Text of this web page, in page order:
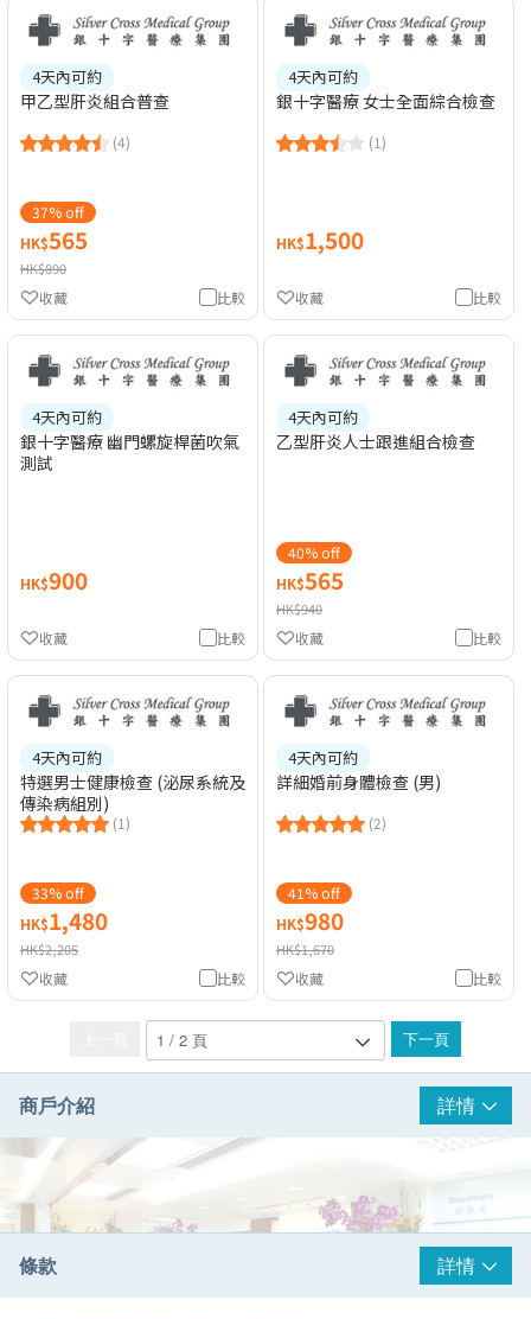
4天內可約
甲乙型肝炎組合普查
(4)
37% off
HK$565
HK$890
比較
收藏
4天內可約
銀十字醫療 女士全面綜合檢查
(1)
HK$1,500
比較
收藏
4天內可約
銀十字醫療 幽門螺旋桿菌吹氣
測試
HK$900
比較
收藏
4天內可約
乙型肝炎人士跟進組合檢查
40% off
HK$565
HK$940
比較
收藏
4天內可約
特選男士健康檢查 (泌尿系統及
傳染病組別)
(1)
33% off
HK$1,480
HK$2,205
比較
收藏
4天內可約
詳細婚前身體檢查 (男)
(2)
41% off
HK$980
HK$1,670
比較
收藏
下一頁
商戶介紹 詳情
條款 詳情